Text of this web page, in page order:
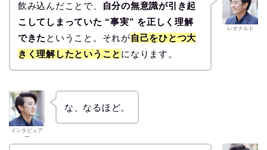
レオナルド
飲み込んだことで、
自分の無意識が引き起
こしてしまっていた “事実” を正しく理解
できた ということ。それが自己をひとつ大
きく理解したということ になります。
インタビュア
ー
な、なるほど。